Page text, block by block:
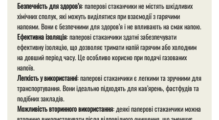
Безпечність для здоров’я: паперові стаканчики не містять шкідливих
хімічних сполук, які можуть виділятися при взаємодії з гарячими
напоями. Вони є безпечними для здоров’я і не впливають на смак напою.
Ефективна ізоляція: паперові стаканчики здатні забезпечувати
ефективну ізоляцію, що дозволяє тримати напій гарячим або холодним
на довший період часу. Це особливо корисно при подачі газованих
напоїв.
Легкість у використанні: паперові стаканчики є легкими та зручними для
транспортування. Вони ідеально підходять для кав’ярень, фастфудів та
подібних закладів.
Можливість вторинного використання: деякі паперові стаканчики можна